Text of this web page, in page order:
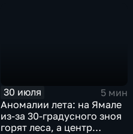
30 июля
5 мин
Аномалии лета: на Ямале
из-за 30-градусного зноя
горят леса, а центр